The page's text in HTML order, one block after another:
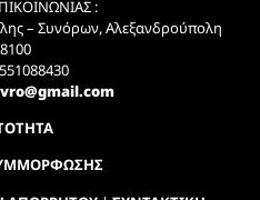
:
– Συνόρων, Αλεξανδρούπολη